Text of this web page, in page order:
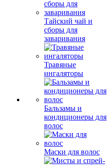
Тайский чай и
сборы для
заваривания
Травяные
ингаляторы
Бальзамы и
кондиционеры для
волос
Маски для волос